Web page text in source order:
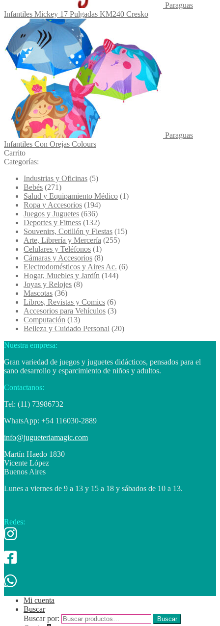
Paraguas
Infantiles Mickey 17 Pulgadas KM240 Cresko
Paraguas
Infantiles Con Orejas Colours
Carrito
Categorías:
Industrias y Oficinas (5)
Bebés (271)
Salud y Equipamiento Médico (1)
Ropa y Accesorios (194)
Juegos y Juguetes (636)
Deportes y Fitness (132)
Souvenirs, Cotillón y Fiestas (15)
Arte, Librería y Mercería (255)
Celulares y Teléfonos (1)
Cámaras y Accesorios (8)
Electrodomésticos y Aires Ac. (6)
Hogar, Muebles y Jardín (144)
Joyas y Relojes (8)
Mascotas (36)
Libros, Revistas y Comics (6)
Accesorios para Vehículos (3)
Computación (13)
Belleza y Cuidado Personal (20)
Nuestra empresa:
Gran variedad de juegos y juguetes didácticos, pensados para el
sano desarrollo y esparcimiento de niños y adultos.
Contactanos:
Tel: (11) 73986732
WhatsApp: +54 116030-2889
info@jugueteriamagic.com
Martín Haedo 1830
Vicente López
Buenos Aires
Lunes a viernes de 9 a 13 y 15 a 18 y sábados de 10 a 13.
Redes:
Mi cuenta
Buscar
Buscar por:
Buscar